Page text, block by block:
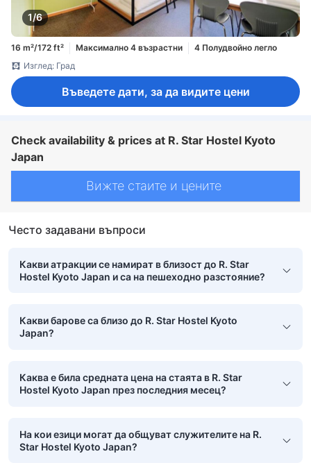
1/6
16 m²/172 ft² Максимално 4 възрастни
4 Полудвойно легло
Изглед: Град
Въведете дати, за да видите цени
Check availability & prices at R. Star Hostel Kyoto
Japan
Вижте стаите и цените
Често задавани въпроси
Какви атракции се намират в близост до R. Star
Hostel Kyoto Japan и са на пешеходно разстояние?
Какви барове са близо до R. Star Hostel Kyoto
Japan?
Каква е била средната цена на стаята в R. Star
Hostel Kyoto Japan през последния месец?
На кои езици могат да общуват служителите на R.
Star Hostel Kyoto Japan?